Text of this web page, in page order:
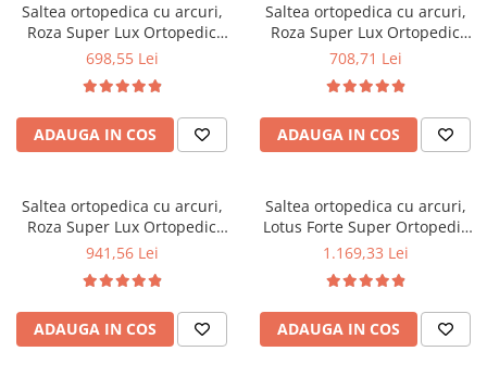
Etajere
Cuiere
Mobilier gradinita
Scaune gradinita
Set mese si scaune gradinita
Mobila camera copii
Scaune birou pentru copii
Saltele patuturi copii
Masa si scaune gradinita
Saltea ortopedica cu arcuri,
Roza Super Lux Ortopedic
120x200x25cm, fermitate
arcuri Bonell,reversibila,
banda de aerisire spaceair,
greutate maxima sustinuta
100 kg/utilizator, Salt Confort
698,55 Lei
ADAUGA IN COS
Saltea ortopedica cu arcuri,
Roza Super Lux Ortopedic
125x190x25cm, fermitate
arcuri Bonell,reversibila,
banda de aerisire spaceair,
greutate maxima sustinuta
100 kg/utilizator, Salt Confort
708,71 Lei
ADAUGA IN COS
Saltea ortopedica cu arcuri,
Roza Super Lux Ortopedic
160x190x25cm, fermitate
arcuri Bonell, fara vara-iarna,
banda de aerisire spaceair,
greutate maxima sustinuta
100 kg/utilizator, Salt Confort
941,56 Lei
ADAUGA IN COS
Saltea ortopedica cu arcuri,
Lotus Forte Super Ortopedic
160x200x30cm, fermitate
arcuri Bonell, fara vara-iarna,
banda de aerisire spaceair,
Salt Confort
1.169,33 Lei
ADAUGA IN COS